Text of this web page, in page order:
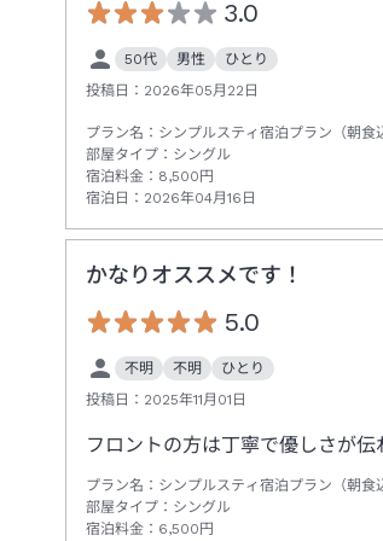
3.0
50代 男性
ひとり
投稿日： 2026年05月22日
プラン名： シンプルスティ宿泊プラン（朝食
部屋タイプ： シングル
宿泊料金： 8,500円
宿泊日： 2026年04月16日
かなりオススメです！
5.0
不明 不明
ひとり
投稿日： 2025年11月01日
フロントの方は丁寧で優しさが
プラン名： シンプルスティ宿泊プラン（朝食
部屋タイプ： シングル
宿泊料金： 6,500円